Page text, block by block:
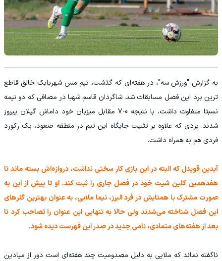
به گزارش "ورزش سه"، در هفته‌ای که گذشت، تیم مس شهربابک خالق قاطع
ترین برد این فصل مسابقات شد. شاگردان قاسم شهبا در مصافی که دو نیمه
نسبتا متفاوت داشت، با نتیجه 0-7 مقابل میزبان خود داماش گیلان پیروز
شدند. بردی که علاوه بر تثبیت جایگاه این تیم در منطقه صعود، یک رکورد
فردی هم به همراه داشت.
آیدین قویدل که البته در این بازی کار سختی نداشت، دروازه‌اش بسته ماند تا
هفدهمین کلین شیت خود در فصل جاری را ثبت کند. او تا پیش از این به
صورت مشترک با همتایش در فرد البرز، نیما ملایی، به عنوان بهترین گلرهای
این فصل شناخته می‌شدند ولی حالا به تنهایی این عنوان را تصاحب کرد تا
بعد از هفته‌های متمادی، نامی جدید در صدر این فهرست دیده شود.
ناگفته نماند که ملایی به دلیل مصدومیت چند هفته‌ای است دور از میادین